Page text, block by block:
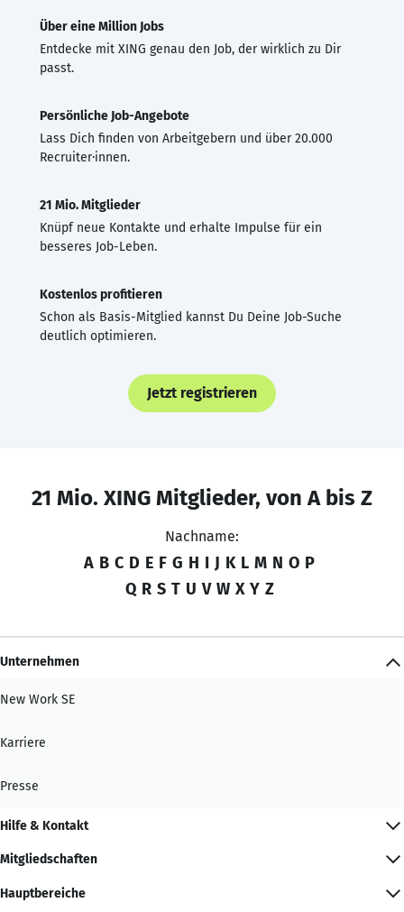
Über eine Million Jobs
Entdecke mit XING genau den Job, der wirklich zu Dir
passt.
Persönliche Job-Angebote
Lass Dich finden von Arbeitgebern und über 20.000
Recruiter·innen.
21 Mio. Mitglieder
Knüpf neue Kontakte und erhalte Impulse für ein
besseres Job-Leben.
Kostenlos profitieren
Schon als Basis-Mitglied kannst Du Deine Job-Suche
deutlich optimieren.
Jetzt registrieren
21 Mio. XING Mitglieder, von A bis Z
Nachname:
A B C D E F G H I J K L M N O P
Q R S T U V W X Y Z
Unternehmen
New Work SE
Karriere
Presse
Hilfe & Kontakt
Mitgliedschaften
Hauptbereiche